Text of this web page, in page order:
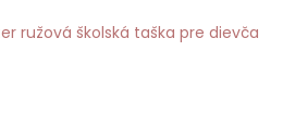
ružová školská taška pre dievča